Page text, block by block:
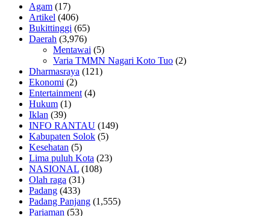
Agam (17)
Artikel (406)
Bukittinggi (65)
Daerah (3,976)
Mentawai (5)
Varia TMMN Nagari Koto Tuo (2)
Dharmasraya (121)
Ekonomi (2)
Entertainment (4)
Hukum (1)
Iklan (39)
INFO RANTAU (149)
Kabupaten Solok (5)
Kesehatan (5)
Lima puluh Kota (23)
NASIONAL (108)
Olah raga (31)
Padang (433)
Padang Panjang (1,555)
Pariaman (53)